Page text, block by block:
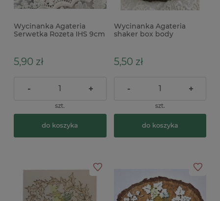
Wycinanka Agateria
Serwetka Rozeta IHS 9cm
5,90 zł
- +
szt.
do koszyka
Wycinanka Agateria
shaker box body
5,50 zł
- +
szt.
do koszyka